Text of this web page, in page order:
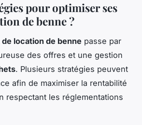
pour optimiser ses
de benne ?
location de benne passe par
des offres et une gestion
. Plusieurs stratégies peuvent
afin de maximiser la rentabilité
respectant les réglementations